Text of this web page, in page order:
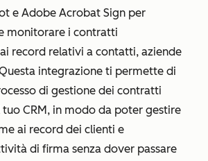
e Adobe Acrobat Sign per
monitorare i contratti
record relativi a contatti, aziende
integrazione ti permette di
di gestione dei contratti
CRM, in modo da poter gestire
ai record dei clienti e
di firma senza dover passare